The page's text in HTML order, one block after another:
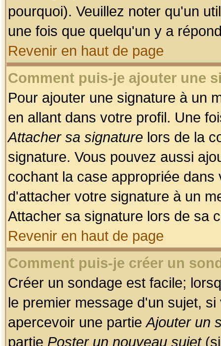
pourquoi). Veuillez noter qu'un
une fois que quelqu'un y a
Revenir en haut de page
Comment puis-je ajouter une
Pour ajouter une signature à un
en allant dans votre profil. Une
Attacher sa signature lors de la
signature. Vous pouvez aussi
cochant la case appropriée
d'attacher votre signature à un
Attacher sa signature lors de sa
Revenir en haut de page
Comment puis-je créer un
Créer un sondage est facile;
le premier message d'un sujet,
apercevoir une partieAjouter un
partie Poster un nouveau sujet(si